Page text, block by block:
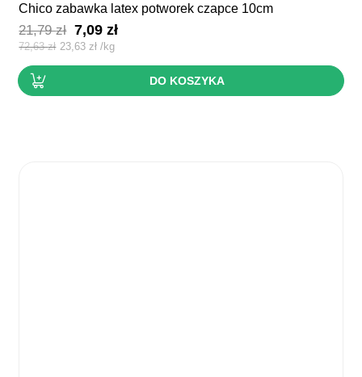
chico zabawka latex potworek czapce 10cm
21,79zł Pierwotna
cena
wynosiła:
7,09złAktualna
wynosi:
7,09 zł.
72,63zł 23,63 zł /kg
DO KOSZYKA